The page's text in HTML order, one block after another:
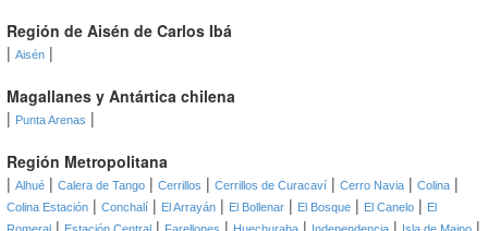
Región de Aisén de Carlos Ibá
| Aisén |
Magallanes y Antártica chilena
| Punta Arenas |
Región Metropolitana
| Alhué | Calera de Tango | Cerrillos | Cerrillos de Curacaví | Cerro Navia | Colina |
Colina Estación | Conchalí | El Arrayán | El Bollenar | El Bosque | El Canelo | El